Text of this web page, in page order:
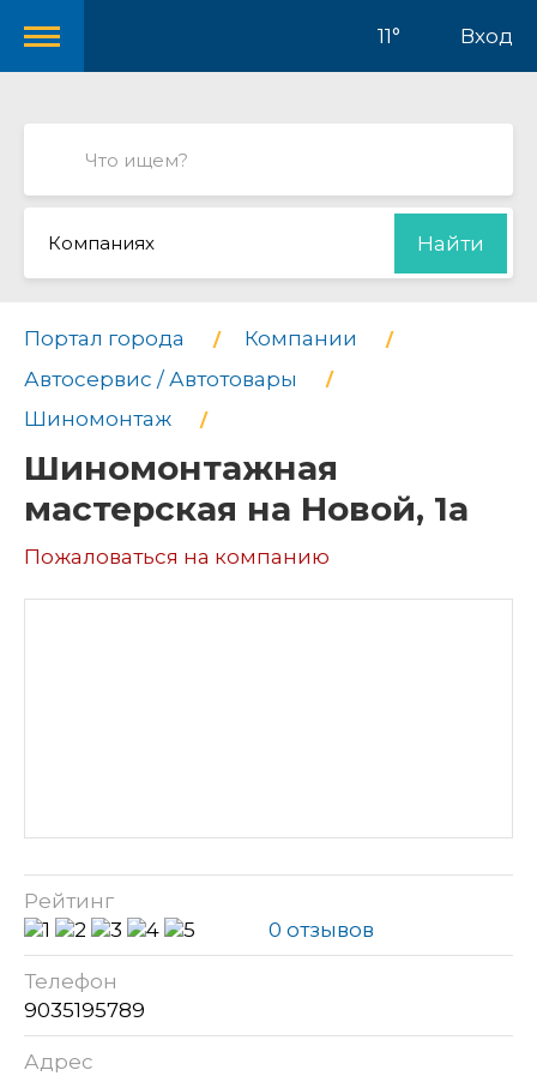
11° Вход
Компаниях Найти
Портал города
Компании
Автосервис / Автотовары
Шиномонтаж
Шиномонтажная
мастерская на Новой, 1а
Пожаловаться на компанию
Рейтинг
0 отзывов
Телефон
9035195789
Адрес